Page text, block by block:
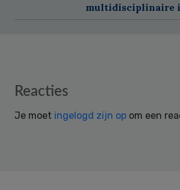
multidisciplinaire
Reader
Reacties
Je moet ingelogd zijn op om een